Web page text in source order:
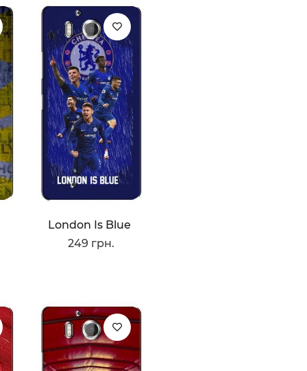
London Is Blue
249 грн.